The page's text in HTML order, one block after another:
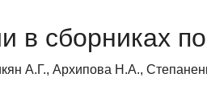
в сборниках
А.Г., Архипова Н.А.,